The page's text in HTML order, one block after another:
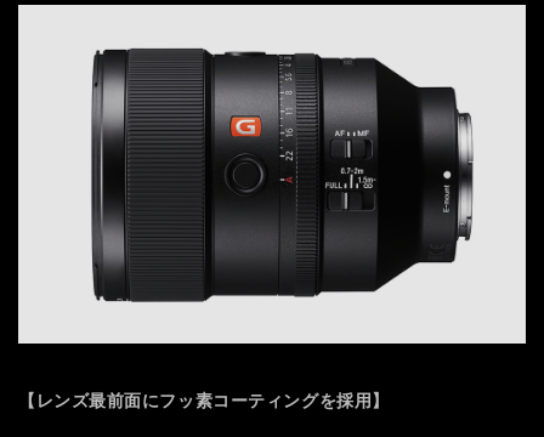
【レンズ最前面にフッ素コーティングを採用】